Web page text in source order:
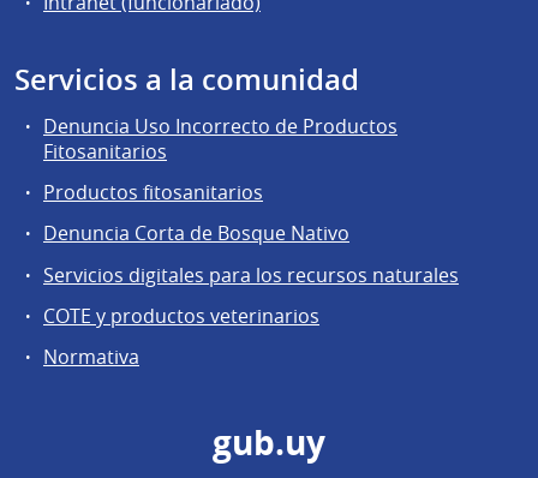
Servicios a la comunidad
Denuncia Uso Incorrecto de Productos
Fitosanitarios
Productos fitosanitarios
Denuncia Corta de Bosque Nativo
Servicios digitales para los recursos naturales
COTE y productos veterinarios
Normativa
gub.uy